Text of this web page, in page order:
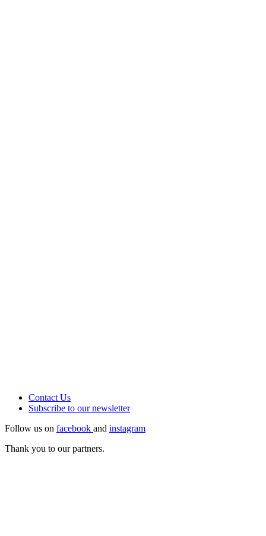
Contact Us
Subscribe to ournewsletter
Follow us on facebook and instagram
Thank you to our partners.